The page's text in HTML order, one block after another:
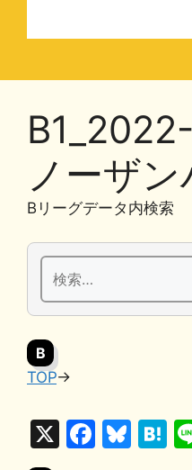
ノーザ
Bリーグデータ内検索
検
索:
B
TOP→
X
F
Bl H